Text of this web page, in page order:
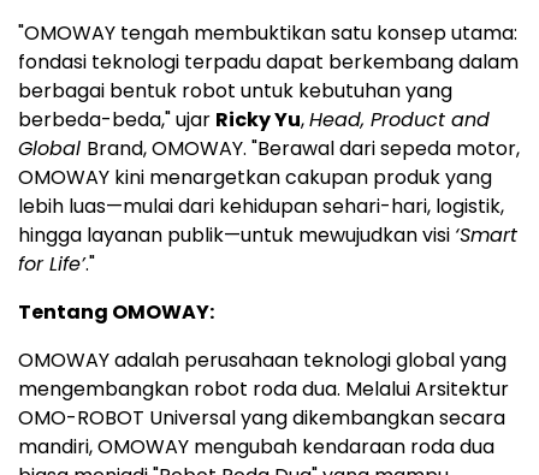
"OMOWAY tengah membuktikan satu konsep utama:
fondasi teknologi terpadu dapat berkembang dalam
berbagai bentuk robot untuk kebutuhan yang
berbeda-beda," ujar Ricky Yu,Head, Product and
Global Brand, OMOWAY. "Berawal dari sepeda motor,
OMOWAY kini menargetkan cakupan produk yang
lebih luas—mulai dari kehidupan sehari-hari, logistik,
hingga layanan publik—untuk mewujudkan visi ‘Smart
for Life’."
Tentang OMOWAY:
OMOWAY adalah perusahaan teknologi global yang
mengembangkan robot roda dua. Melalui Arsitektur
OMO-ROBOT Universal yang dikembangkan secara
mandiri, OMOWAY mengubah kendaraan roda dua